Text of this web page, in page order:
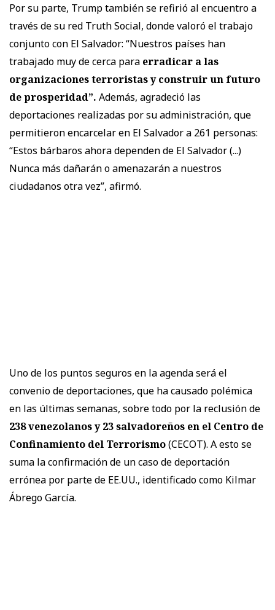
Por su parte, Trump también se refirió al encuentro a
través de su red Truth Social, donde valoró el trabajo
conjunto con El Salvador: “Nuestros países han
trabajado muy de cerca para erradicar a las
organizaciones terroristas y construir un futuro
de prosperidad”. Además, agradeció las
deportaciones realizadas por su administración, que
permitieron encarcelar en El Salvador a 261 personas:
“Estos bárbaros ahora dependen de El Salvador (...)
Nunca más dañarán o amenazarán a nuestros
ciudadanos otra vez”, afirmó.
Uno de los puntos seguros en la agenda será el
convenio de deportaciones, que ha causado polémica
en las últimas semanas, sobre todo por la reclusión de
238 venezolanos y 23 salvadoreños en el Centro de
Confinamiento del Terrorismo(CECOT). A esto se
suma la confirmación de un caso de deportación
errónea por parte de EE.UU., identificado como Kilmar
Ábrego García.